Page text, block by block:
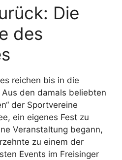
Die
des
reichen bis in die
den damals beliebten
der Sportvereine
ein eigenes Fest zu
Veranstaltung begann,
zu einem der
Events im Freisinger